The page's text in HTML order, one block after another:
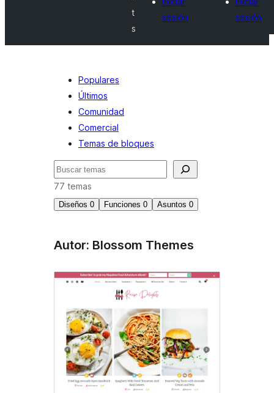
t
s
sesión
sesión
Populares
Últimos
Comunidad
Comercial
Temas de bloques
Buscar
77 temas
Diseños 0 Funciones 0 Asuntos 0
Autor: Blossom Themes